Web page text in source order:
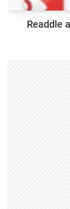
Readdle